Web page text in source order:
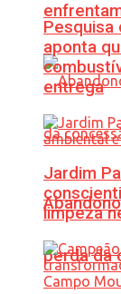
perda da
Pesquisa
aponta
entrega
Jardim
limpeza